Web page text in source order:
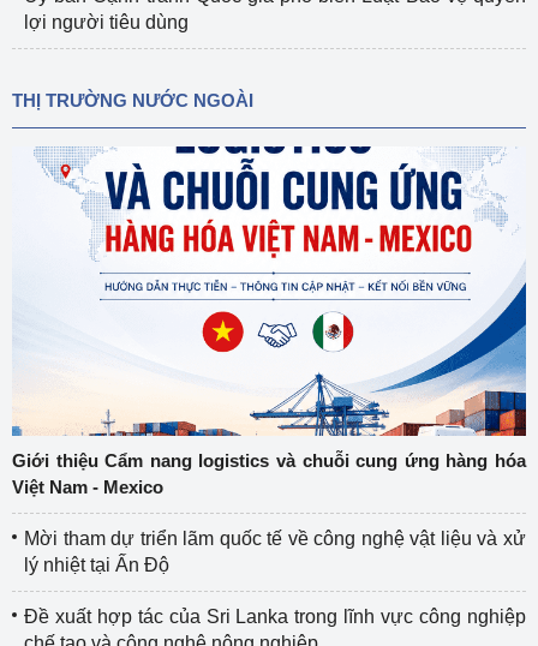
lợi người tiêu dùng
THỊ TRƯỜNG NƯỚC NGOÀI
Giới thiệu Cẩm nang logistics và chuỗi cung ứng hàng hóa
Việt Nam - Mexico
Mời tham dự triển lãm quốc tế về công nghệ vật liệu và xử
lý nhiệt tại Ấn Độ
Đề xuất hợp tác của Sri Lanka trong lĩnh vực công nghiệp